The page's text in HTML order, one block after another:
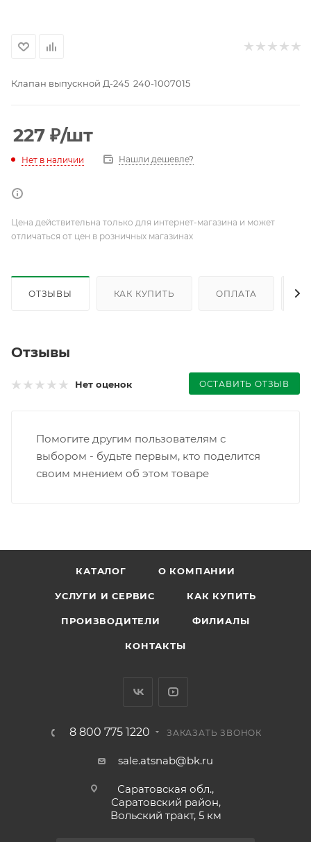
Клапан выпускной Д-245 240-1007015
227 ₽/шт
Нет в наличии Нашли дешевле?
Цена действительна только для интернет-магазина и может
отличаться от цен в розничных магазинах
ОТЗЫВЫ КАК КУПИТЬ ОПЛАТА
Отзывы
Нет оценок ОСТАВИТЬ ОТЗЫВ
Помогите другим пользователям с
выбором - будьте первым, кто поделится
своим мнением об этом товаре
КАТАЛОГ О КОМПАНИИ
УСЛУГИ И СЕРВИС КАК КУПИТЬ
ПРОИЗВОДИТЕЛИ ФИЛИАЛЫ
КОНТАКТЫ
8 800 775 1220 ЗАКАЗАТЬ ЗВОНОК
sale.atsnab@bk.ru
Саратовская обл.,
Саратовский район,
Вольский тракт, 5 км